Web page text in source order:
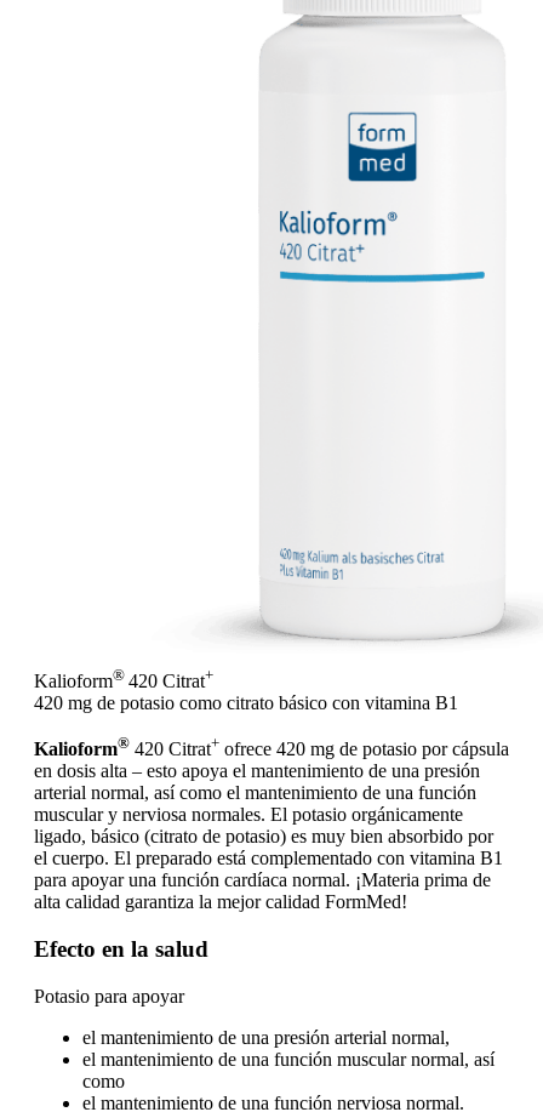
Kalioform® 420 Citrat+
420 mg de potasio como citrato básico con vitamina B1
Kalioform® 420 Citrat+ ofrece 420 mg de potasio por cápsula
en dosis alta – esto apoya el mantenimiento de una presión
arterial normal, así como el mantenimiento de una función
muscular y nerviosa normales. El potasio orgánicamente
ligado, básico (citrato de potasio) es muy bien absorbido por
el cuerpo. El preparado está complementado con vitamina B1
para apoyar una función cardíaca normal. ¡Materia prima de
alta calidad garantiza la mejor calidad FormMed!
Efecto en la salud
Potasio para apoyar
el mantenimiento de una presión arterial normal,
el mantenimiento de una función muscular normal, así
como
el mantenimiento de una función nerviosa normal.